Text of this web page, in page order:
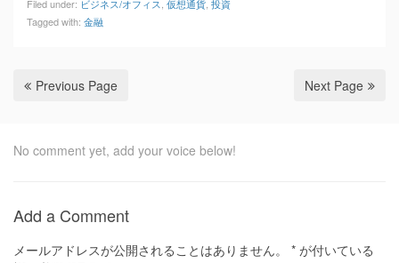
Filed under: ビジネス/オフィス 仮想通貨 投資
Tagged with: 金融
Previous Page Next Page
No comment yet, add your voice below!
Add a Comment
メールアドレスが公開されることはありません。 * が付いている